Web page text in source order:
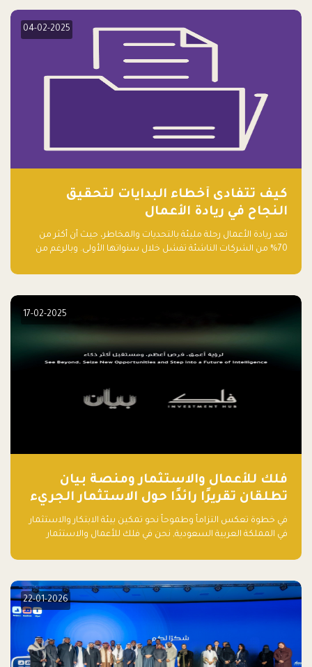
04-02-2025
كيف تتفادى أخطاء البدايات لتحقيق
النجاح في ريادة الأعمال
تعد ريادة الأعمال رحلة مليئة بالتحديات والمخاطر، حيث أن أكثر من
70% من الشركات الناشئة تفشل خلال سنواتها الأولى. وبالرغم من
الكثيرون في بداية رحلتهم، وهي التي قد تعرقل نجاحهم. في هذا
17-02-2025
فلك للأعمال والاستثمار ومنصة بيان
تطلقان تقريرًا رائدًا حول الاستثمار الجريء
في الذكاء الاصطناعي بالمملكة العربية
السعودية
في خطوة تعكس التزاماً وطموحاً نحو تمكين بيئة الابتكار والاستثمار
في المملكة العربية السعودية, نحن في فلك للأعمال والاستثمار
الذكاء الاصطناعي: خارطة الطريق للمستثمرين ورواد الأعمال في
22-01-2026